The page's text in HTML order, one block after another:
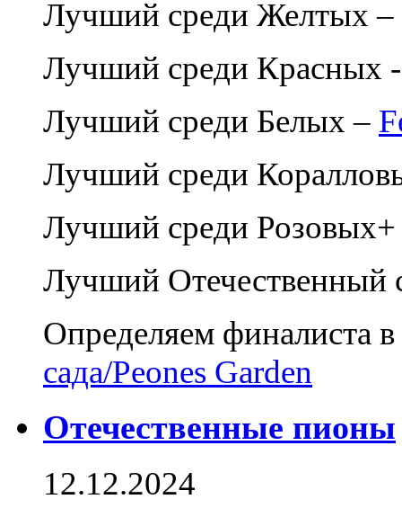
Лучший среди Желтых –
Лучший среди Красных
Лучший среди Белых –
Лучший среди
Лучший среди Розовых+
Лучший Отечественный
Определяем финалиста
сада/Peones Garden
Отечественные пионы
12.12.2024